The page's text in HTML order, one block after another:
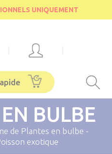
UNIQUEMENT
BULBE
de Plantes en bulbe -
exotique